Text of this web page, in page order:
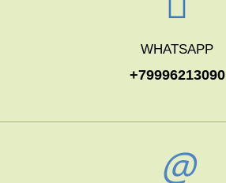
WHATSAPP
+79996213090